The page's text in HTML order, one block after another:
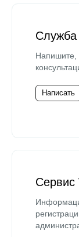
Служба
Напишите,
Написать
Сервис